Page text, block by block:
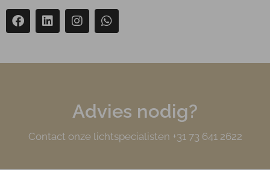
Advies nodig?
Contact onze lichtspecialisten +31 73 641 2622